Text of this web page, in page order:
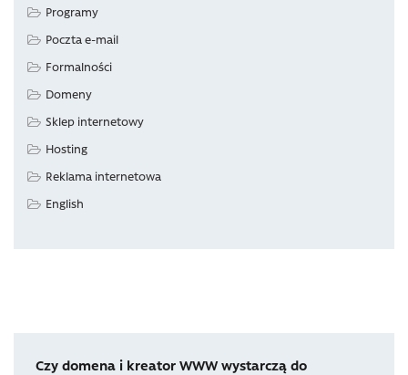
Programy
Poczta e-mail
Formalności
Domeny
Sklep internetowy
Hosting
Reklama internetowa
English
Czy domena i kreator WWW wystarczą do